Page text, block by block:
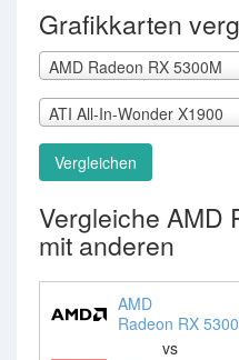
Grafikkarten
AMD Radeon RX 5300M
ATI All-In-Wonder X1900
Vergleichen
Vergleiche AMD
mit anderen
AMD
Radeon RX
vs